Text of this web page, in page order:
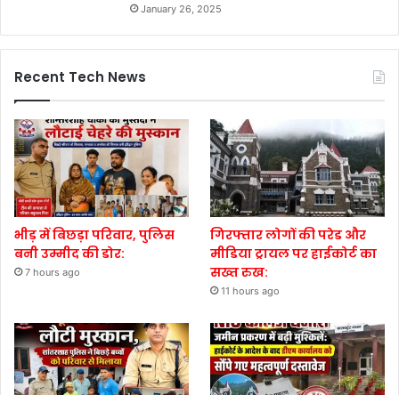
January 26, 2025
Recent Tech News
भीड़ में बिछड़ा परिवार, पुलिस
बनी उम्मीद की डोर:
7 hours ago
गिरफ्तार लोगों की परेड और
मीडिया ट्रायल पर हाईकोर्ट का
सख्त रुख:
11 hours ago